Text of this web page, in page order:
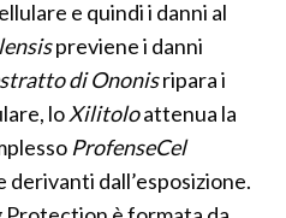
e quindi i danni al
previene i danni
di Ononisripara i
loXilitoloattenua la
ProfenseCel
dall’esposizione.